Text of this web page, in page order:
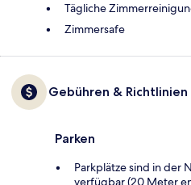
Tägliche
Zimmersafe
Gebühren & Richtlinien
Parken
Parkplätze sind in der
verfügbar (20 Meter